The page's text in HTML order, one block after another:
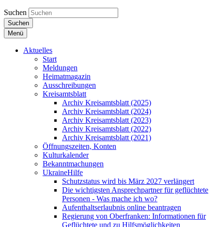
Suchen
Suchen
Menü
Aktuelles
Start
Meldungen
Heimatmagazin
Ausschreibungen
Kreisamtsblatt
Archiv Kreisamtsblatt (2025)
Archiv Kreisamtsblatt (2024)
Archiv Kreisamtsblatt (2023)
Archiv Kreisamtsblatt (2022)
Archiv Kreisamtsblatt (2021)
Öffnungszeiten, Konten
Kulturkalender
Bekanntmachungen
UkraineHilfe
Schutzstatus wird bis März 2027 verlängert
Die wichtigsten Ansprechpartner für geflüchtete
Personen - Was mache ich wo?
Aufenthaltserlaubnis online beantragen
Regierung von Oberfranken: Informationen für
Geflüchtete und zu Hilfsmöglichkeiten